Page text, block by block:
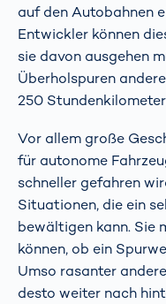
auf den Autobahnen
Entwickler können
sie davon ausgehen
Überholspuren
250
Vor allem große
für autonome
schneller gefahren
Situationen, die ein
bewältigen kann. Sie
können, ob ein
Umso rasanter
desto weiter nach